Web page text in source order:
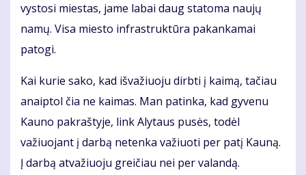
vystosi miestas, jame labai daug statoma naujų
namų. Visa miesto infrastruktūra pakankamai
patogi.
Kai kurie sako, kad išvažiuoju dirbti į kaimą, tačiau
anaiptol čia ne kaimas. Man patinka, kad gyvenu
Kauno pakraštyje, link Alytaus pusės, todėl
važiuojant į darbą netenka važiuoti per patį Kauną.
Į darbą atvažiuoju greičiau nei per valandą.